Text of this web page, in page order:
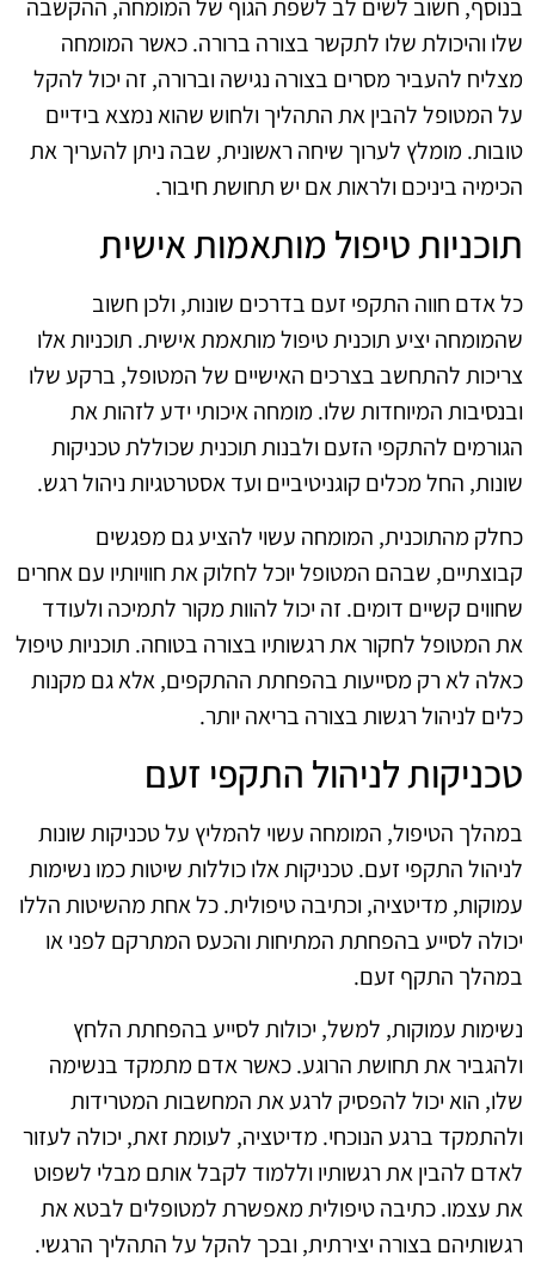
בנוסף, חשוב לשים לב לשפת הגוף של המומחה, ההקשבה
שלו והיכולת שלו לתקשר בצורה ברורה. כאשר המומחה
מצליח להעביר מסרים בצורה נגישה וברורה, זה יכול להקל
על המטופל להבין את התהליך ולחוש שהוא נמצא בידיים
טובות. מומלץ לערוך שיחה ראשונית, שבה ניתן להעריך את
הכימיה ביניכם ולראות אם יש תחושת חיבור.
תוכניות טיפול מותאמות אישית
כל אדם חווה התקפי זעם בדרכים שונות, ולכן חשוב
שהמומחה יציע תוכנית טיפול מותאמת אישית. תוכניות אלו
צריכות להתחשב בצרכים האישיים של המטופל, ברקע שלו
ובנסיבות המיוחדות שלו. מומחה איכותי ידע לזהות את
הגורמים להתקפי הזעם ולבנות תוכנית שכוללת טכניקות
שונות, החל מכלים קוגניטיביים ועד אסטרטגיות ניהול רגש.
כחלק מהתוכנית, המומחה עשוי להציע גם מפגשים
קבוצתיים, שבהם המטופל יוכל לחלוק את חוויותיו עם אחרים
שחווים קשיים דומים. זה יכול להוות מקור לתמיכה ולעודד
את המטופל לחקור את רגשותיו בצורה בטוחה. תוכניות טיפול
כאלה לא רק מסייעות בהפחתת ההתקפים, אלא גם מקנות
כלים לניהול רגשות בצורה בריאה יותר.
טכניקות לניהול התקפי זעם
במהלך הטיפול, המומחה עשוי להמליץ על טכניקות שונות
לניהול התקפי זעם. טכניקות אלו כוללות שיטות כמו נשימות
עמוקות, מדיטציה, וכתיבה טיפולית. כל אחת מהשיטות הללו
יכולה לסייע בהפחתת המתיחות והכעס המתרקם לפני או
במהלך התקף זעם.
נשימות עמוקות, למשל, יכולות לסייע בהפחתת הלחץ
ולהגביר את תחושת הרוגע. כאשר אדם מתמקד בנשימה
שלו, הוא יכול להפסיק לרגע את המחשבות המטרידות
ולהתמקד ברגע הנוכחי. מדיטציה, לעומת זאת, יכולה לעזור
לאדם להבין את רגשותיו וללמוד לקבל אותם מבלי לשפוט
את עצמו. כתיבה טיפולית מאפשרת למטופלים לבטא את
רגשותיהם בצורה יצירתית, ובכך להקל על התהליך הרגשי.